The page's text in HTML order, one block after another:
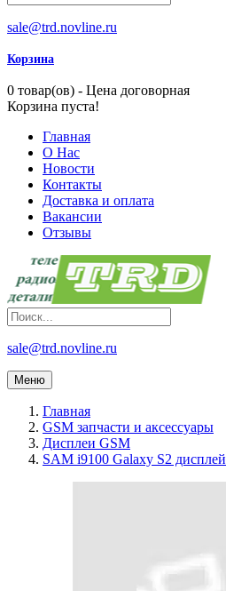
sale@trd.novline.ru
Корзина
0 товар(ов) - Цена договорная
Корзина пуста!
Главная
О Нас
Новости
Контакты
Доставка и оплата
Вакансии
Отзывы
sale@trd.novline.ru
Меню
Главная
GSM запчасти и аксессуары
Дисплеи GSM
SAM i9100 Galaxy S2 дисплей